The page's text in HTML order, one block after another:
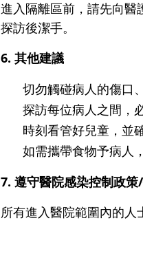
進入隔離區前，請先向醫
探訪後潔手。
6. 其他建議
切勿觸碰病人的傷口
探訪每位病人之間，
時刻看管好兒童，並
如需攜帶食物予病人
7. 遵守醫院感染控制政策
所有進入醫院範圍內的人